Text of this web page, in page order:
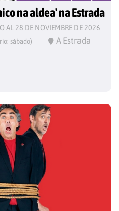
na aldea' na Estrada
AL 28 DE NOVIEMBRE DE 2026
sábado) A Estrada